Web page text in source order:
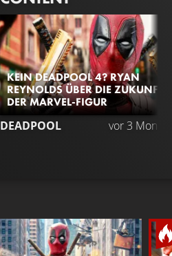
KEIN DEADPOOL 4? RYAN
REYNOLDS ÜBER DIE ZUKUNFT
DER MARVEL-FIGUR
DEADPOOL vor 3 Monaten